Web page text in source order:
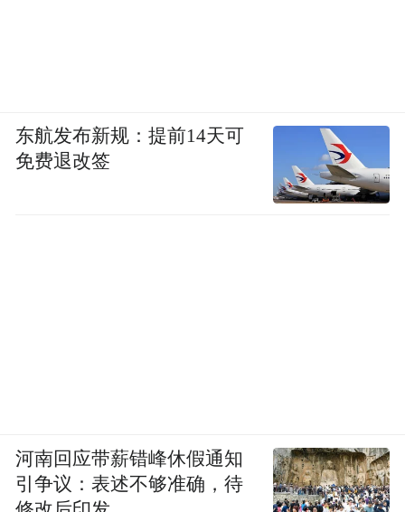
东航发布新规：提前14天可
免费退改签
河南回应带薪错峰休假通知
引争议：表述不够准确，待